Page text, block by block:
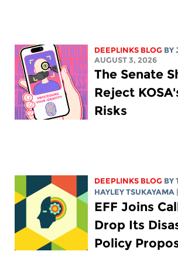
DEEPLINKS BLOG BY
AUGUST 3, 2026
The Senate
Reject
Risks
DEEPLINKS BLOG BY
HAYLEY TSUKAYAMA
EFF Joins
Drop Its
Policy